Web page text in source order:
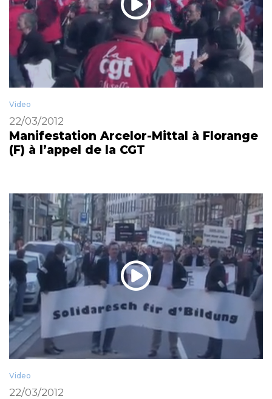
Video
22/03/2012
Manifestation Arcelor-Mittal à Florange
(F) à l’appel de la CGT
Video
22/03/2012